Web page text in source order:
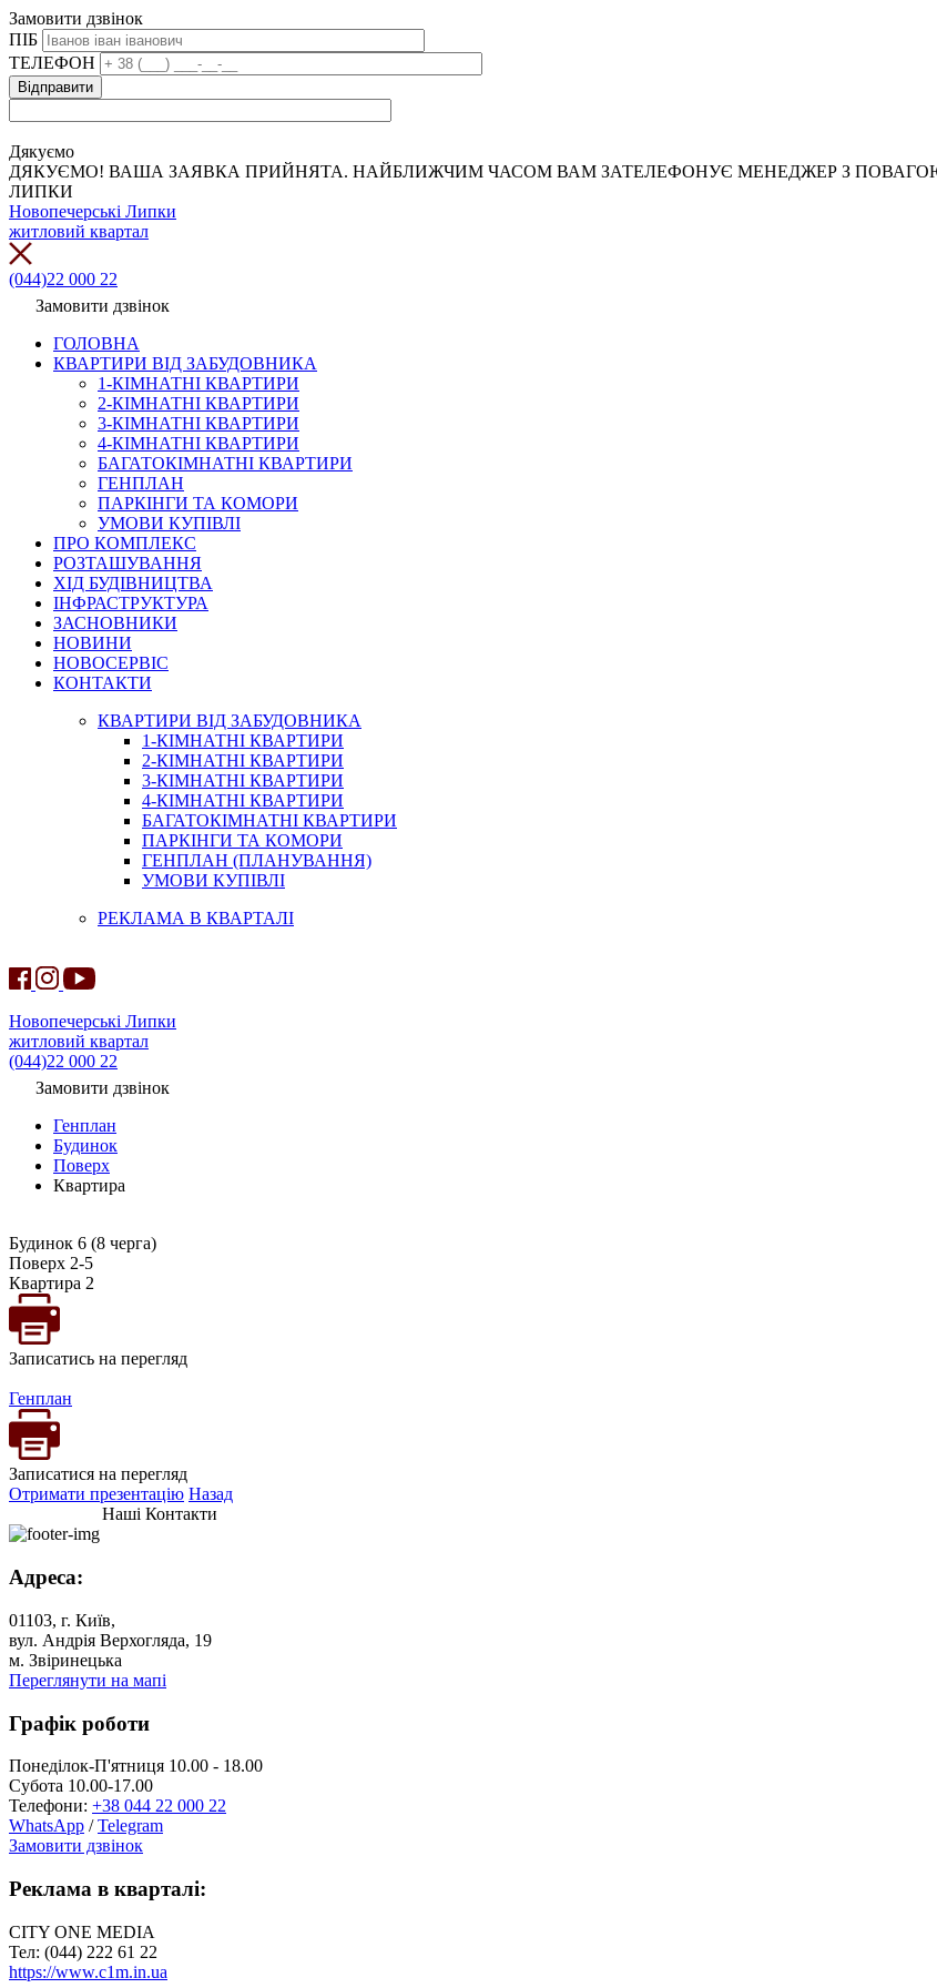
Замовити дзвінок
ПІБ
ТЕЛЕФОН
Дякуємо
ДЯКУЄМО! ВАША ЗАЯВКА ПРИЙНЯТА. НАЙБЛИЖЧИМ ЧАСОМ ВАМ ЗАТЕЛЕФОНУЄ МЕНЕДЖЕР З
ЛИПКИ
Новопечерські Липки
житловий квартал
(044)22 000 22
Замовити дзвінок
ГОЛОВНА
КВАРТИРИ ВІД ЗАБУДОВНИКА
1-КІМНАТНІ КВАРТИРИ
2-КІМНАТНІ КВАРТИРИ
3-КІМНАТНІ КВАРТИРИ
4-КІМНАТНІ КВАРТИРИ
БАГАТОКІМНАТНІ КВАРТИРИ
ГЕНПЛАН
ПАРКІНГИ ТА КОМОРИ
УМОВИ КУПІВЛІ
ПРО КОМПЛЕКС
РОЗТАШУВАННЯ
ХІД БУДІВНИЦТВА
ІНФРАСТРУКТУРА
ЗАСНОВНИКИ
НОВИНИ
НОВОСЕРВІС
КОНТАКТИ
КВАРТИРИ ВІД ЗАБУДОВНИКА
1-КІМНАТНІ КВАРТИРИ
2-КІМНАТНІ КВАРТИРИ
3-КІМНАТНІ КВАРТИРИ
4-КІМНАТНІ КВАРТИРИ
БАГАТОКІМНАТНІ КВАРТИРИ
ПАРКІНГИ ТА КОМОРИ
ГЕНПЛАН (ПЛАНУВАННЯ)
УМОВИ КУПІВЛІ
РЕКЛАМА В КВАРТАЛІ
Новопечерські Липки
житловий квартал
(044)22 000 22
Замовити дзвінок
Генплан
Будинок
Поверх
Квартира
Будинок 6 (8 черга)
Поверх 2-5
Квартира 2
Записатись на перегляд
Генплан
Записатися на перегляд
Отримати презентацію Назад
Наші Контакти
Адреса:
01103, г. Київ,
вул. Андрія Верхогляда, 19
м. Звіринецька
Переглянути на мапі
Графік роботи
Понеділок-П'ятниця 10.00 - 18.00
Субота 10.00-17.00
Телефони: +38 044 22 000 22
WhatsApp /Telegram
Замовити дзвінок
Реклама в кварталі:
CITY ONE MEDIA
Тел: (044) 222 61 22
https://www.c1m.in.ua